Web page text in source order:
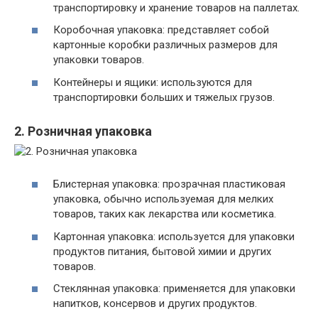
транспортировку и хранение товаров на паллетах.
Коробочная упаковка: представляет собой
картонные коробки различных размеров для
упаковки товаров.
Контейнеры и ящики: используются для
транспортировки больших и тяжелых грузов.
2. Розничная упаковка
Блистерная упаковка: прозрачная пластиковая
упаковка, обычно используемая для мелких
товаров, таких как лекарства или косметика.
Картонная упаковка: используется для упаковки
продуктов питания, бытовой химии и других
товаров.
Стеклянная упаковка: применяется для упаковки
напитков, консервов и других продуктов.